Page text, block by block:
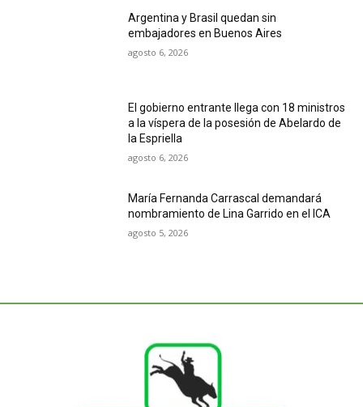
Argentina y Brasil quedan sin
embajadores en Buenos Aires
agosto 6, 2026
El gobierno entrante llega con 18 ministros
a la víspera de la posesión de Abelardo de
la Espriella
agosto 6, 2026
María Fernanda Carrascal demandará
nombramiento de Lina Garrido en el ICA
agosto 5, 2026